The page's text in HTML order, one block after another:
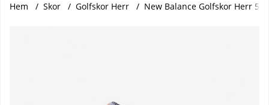
Hem Skor Golfskor Herr New Balance Golfskor Herr